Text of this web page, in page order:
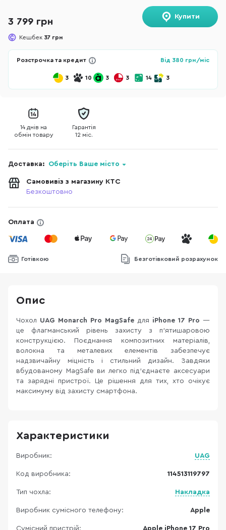
3 799 грн
Кешбек 37 грн
Купити
Розстрочка та кредит Від 380 грн/міс
3 10 3 3 14 3
14 днів на
обмін товару
Гарантія
12 міс.
Доставка: Оберіть Ваше місто
Самовивіз з магазину КТС
Безкоштовно
Оплата
Готівкою Безготівковий розрахунок
Опис
Чохол UAG Monarch Pro MagSafe для iPhone 17 Pro —
це флагманський рівень захисту з п’ятишаровою
конструкцією. Поєднання композитних матеріалів,
волокна та металевих елементів забезпечує
надзвичайну міцність і стильний дизайн. Завдяки
вбудованому MagSafe ви легко під’єднаєте аксесуари
та зарядні пристрої. Це рішення для тих, хто очікує
максимуму від захисту смартфона.
Характеристики
Виробник: UAG
Код виробника: 114513119797
Тип чохла: Накладка
Виробник сумісного телефону: Apple
Сумісний пристрій: Apple iPhone 17 Pro